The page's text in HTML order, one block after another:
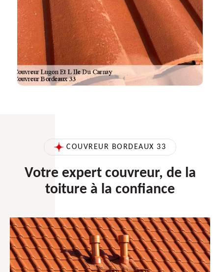
COUVREUR BORDEAUX 33
Votre expert couvreur, de la
toiture à la confiance